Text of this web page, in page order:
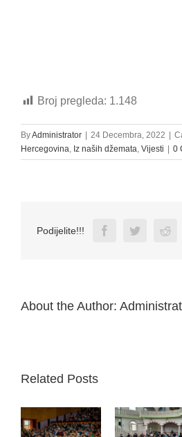
Broj pregleda: 1.148
ByAdministrator | 24 Decembra, 2022 |
Hercegovina Iz naših džemata Vijesti | 0
Podijelite!!! FacebookTwitter
About the Author:
Related Posts